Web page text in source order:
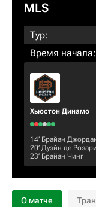
MLS
Тур:
Время начала:
Хьюстон Динамо
14‎’‎ Брайан
20‎’‎ Дуэйн де
23‎’‎ Брайан Чинг
О матче